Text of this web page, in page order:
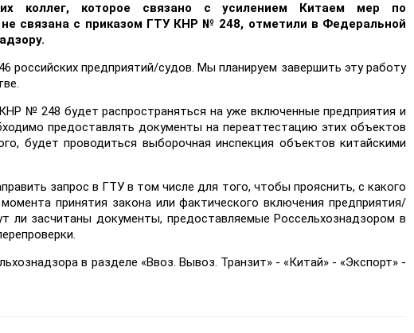
коллег, которое связано с усилением Китаем мер по
связана с приказом ГТУ КНР № 248, отметили в Федеральной
российских предприятий/судов. Мы планируем завершить эту работу
№ 248 будет распространяться на уже включенные предприятия и
предоставлять документы на переаттестацию этих объектов
будет проводиться выборочная инспекция объектов китайскими
запрос в ГТУ в том числе для того, чтобы прояснить, с какого
принятия закона или фактического включения предприятия/
ли засчитаны документы, предоставляемые Россельхознадзором в
в разделе «Ввоз. Вывоз. Транзит» - «Китай» - «Экспорт» -